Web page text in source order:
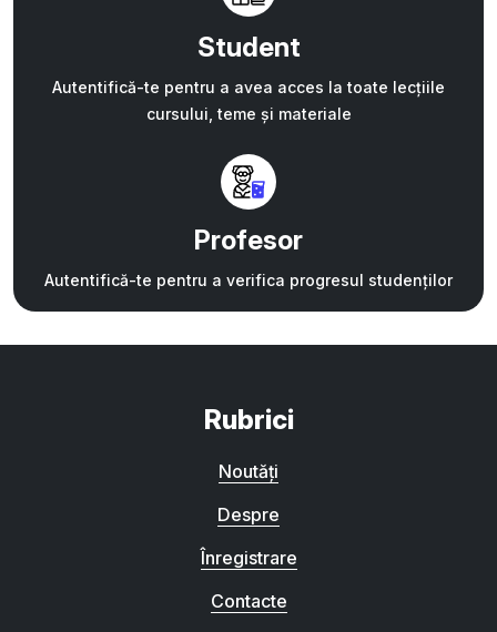
Student
Autentifică-te pentru a avea acces la toate lecțiile
cursului, teme și materiale
Profesor
Autentifică-te pentru a verifica progresul studenților
Rubrici
Noutăți
Despre
Înregistrare
Contacte